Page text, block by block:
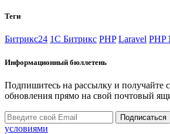
Теги
Битрикс24 1С Битрикс PHP Laravel PHP
Информационный бюллетень
Подпишитесь на рассылку и получайте
обновления прямо на свой почтовый
Подписаться
условиями